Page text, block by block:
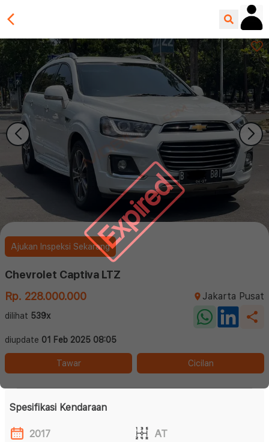
Expired
Ajukan Inspeksi Sekarang
Chevrolet Captiva LTZ
Rp. 228.000.000
Jakarta Pusat
dilihat 539x
diupdate 01 Feb 2025 08:05
Tawar Cicilan
Spesifikasi Kendaraan
2017
AT